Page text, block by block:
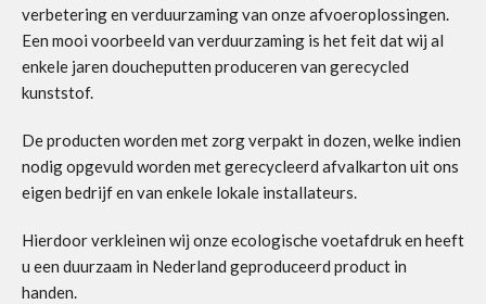
verbetering en verduurzaming van onze afvoeroplossingen.
Een mooi voorbeeld van verduurzaming is het feit dat wij al
enkele jaren doucheputten produceren van gerecycled
kunststof.
De producten worden met zorg verpakt in dozen, welke indien
nodig opgevuld worden met gerecycleerd afvalkarton uit ons
eigen bedrijf en van enkele lokale installateurs.
Hierdoor verkleinen wij onze ecologische voetafdruk en heeft
u een duurzaam in Nederland geproduceerd product in
handen.